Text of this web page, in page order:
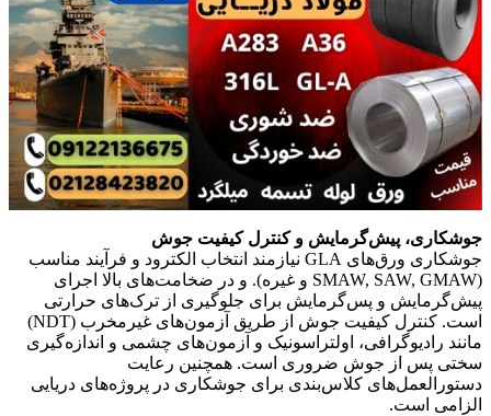
جوشکاری، پیش‌گرمایش و کنترل کیفیت جوش
جوشکاری ورق‌های GLA نیازمند انتخاب الکترود و فرآیند مناسب
(SMAW, SAW, GMAW و غیره). و در ضخامت‌های بالا اجرای
پیش‌گرمایش و پس‌گرمایش برای جلوگیری از ترک‌های حرارتی
است. کنترل کیفیت جوش از طریق آزمون‌های غیرمخرب (NDT)
مانند رادیوگرافی، اولتراسونیک و آزمون‌های چشمی و اندازه‌گیری
سختی پس از جوش ضروری است. همچنین رعایت
دستورالعمل‌های کلاس‌بندی برای جوشکاری در پروژه‌های دریایی
الزامی است.